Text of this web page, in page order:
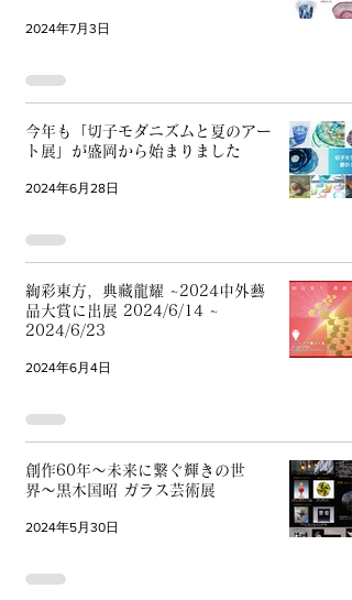
2024年7月3日
今年も「切子モダニズムと夏のアー
ト展」が盛岡から始まりました
2024年6月28日
絢彩東方，典藏龍耀 ~2024中外藝
品大賞に出展 2024/6/14 ~
2024/6/23
2024年6月4日
創作60年〜未来に繋ぐ輝きの世
界〜黒木国昭 ガラス芸術展
2024年5月30日